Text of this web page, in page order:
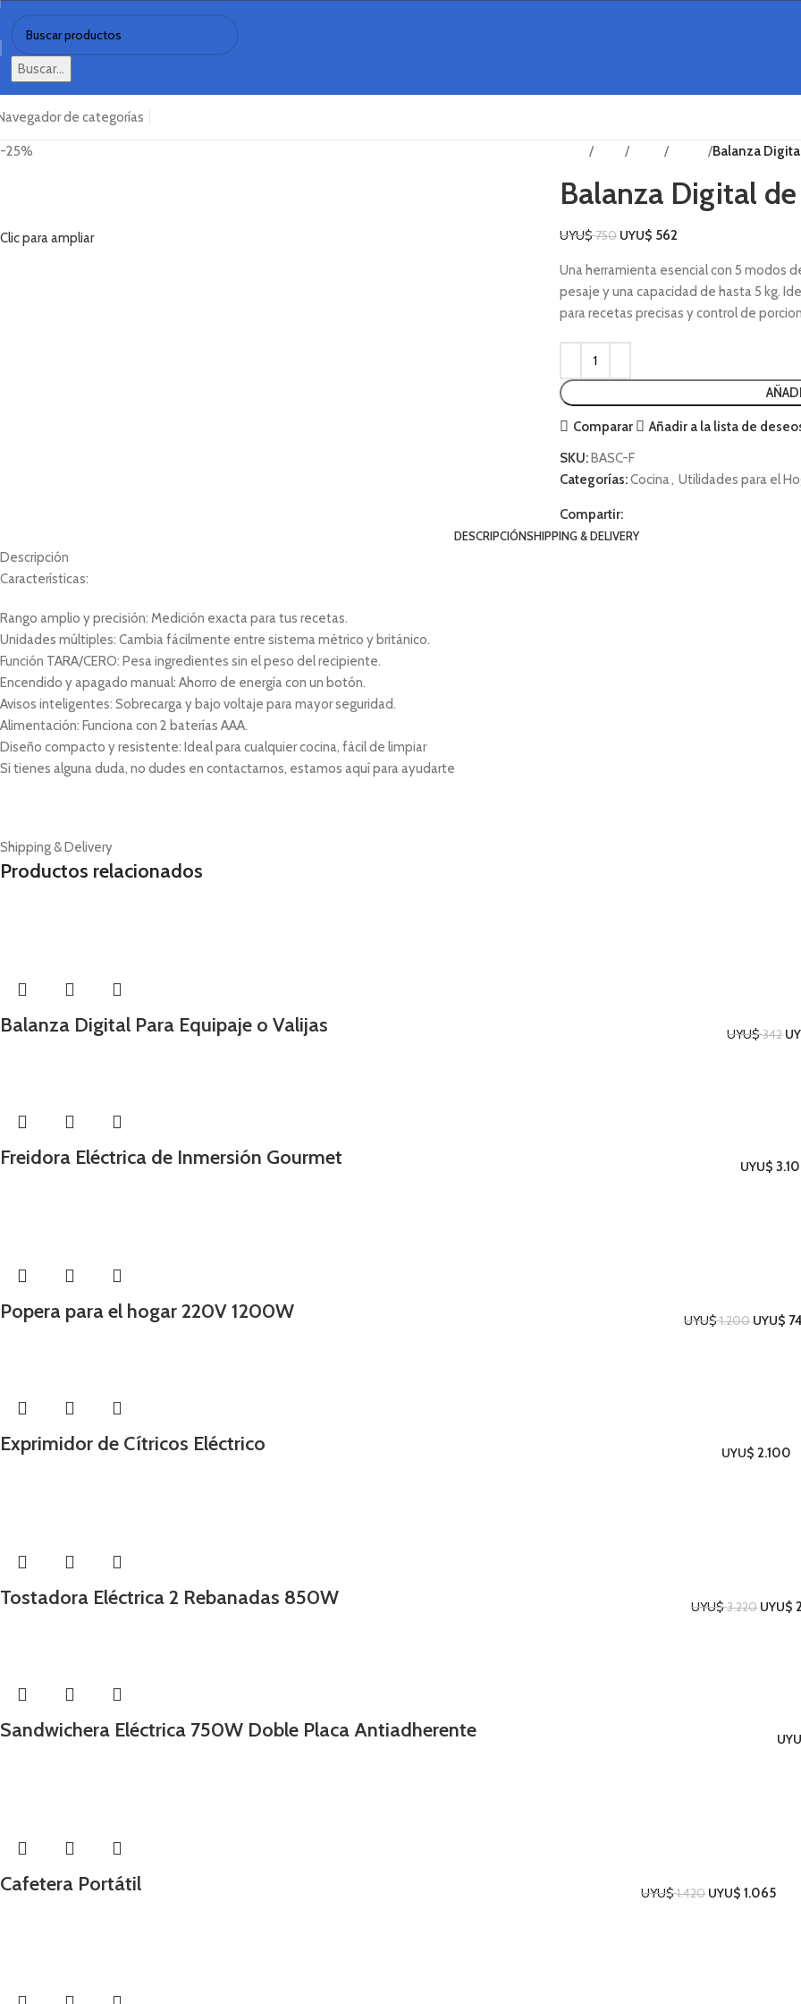
Buscar...
de categorías
-25%
Clic para ampliar
Shop Hogar Cocina Balanza
Balanza Digital
UYU$750 UYU$ 562
Una herramienta esencial con 5 modos
pesaje y una capacidad de hasta 5 kg.
para recetas precisas y control de
Comparar
Añadir a la lista de
SKU:BASC-F
Categorías:Cocina, Utilidades para el
Compartir:
DESCRIPCIÓNSHIPPING & DELIVERY
Descripción
Características:
Rango amplio y precisión: Medición exacta para tus recetas.
Unidades múltiples: Cambia fácilmente entre sistema métrico y británico.
Función TARA/CERO: Pesa ingredientes sin el peso del recipiente.
Encendido y apagado manual: Ahorro de energía con un botón.
Avisos inteligentes: Sobrecarga y bajo voltaje para mayor seguridad.
Alimentación: Funciona con 2 baterías AAA.
Diseño compacto y resistente: Ideal para cualquier cocina, fácil de limpiar
Si tienes alguna duda, no dudes en contactarnos, estamos aquí para ayudarte
Shipping & Delivery
Productos relacionados
Balanza Digital Para Equipaje o Valijas UYU$342
Freidora Eléctrica de Inmersión Gourmet UYU$
Popera para el hogar 220V 1200W UYU$1.200 UYU$
Exprimidor de Cítricos Eléctrico UYU$ 2.100
Tostadora Eléctrica 2 Rebanadas 850W UYU$3.220 UYU$
Sandwichera Eléctrica 750W Doble Placa Antiadherente
Cafetera Portátil UYU$1.420 UYU$1.065